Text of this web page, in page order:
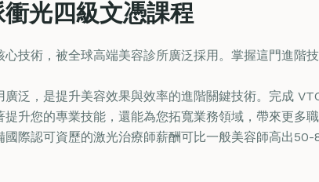
光四級文憑課程
技術，被全球高端美容診所廣泛採用。掌握這門進階
泛，是提升美容效果與效率的進階關鍵技術。完成
升您的專業技能，還能為您拓寬業務領域，帶來更多
際認可資歷的激光治療師薪酬可比一般美容師高出50-